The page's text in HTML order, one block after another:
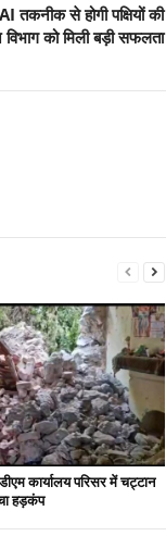
तकनीक से होगी पक्षियों की
विभाग को मिली बड़ी सफलता
कार्यालय परिसर में चट्टान
हड़कंप